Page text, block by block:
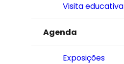
Visita educativa
Agenda
Exposições